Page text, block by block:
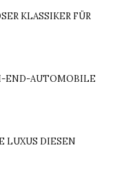
KLASSIKER FÜR
END-AUTOMOBILE
LUXUS DIESEN